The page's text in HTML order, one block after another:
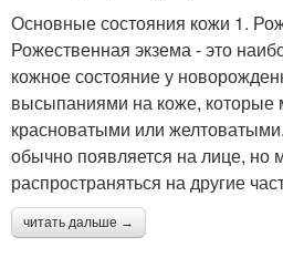
Основные состояния кожи 1.
Рожественная экзема - это
кожное состояние у
высыпаниями на коже, которые
красноватыми или
обычно появляется на лице, но
распространяться на другие
читать дальше →